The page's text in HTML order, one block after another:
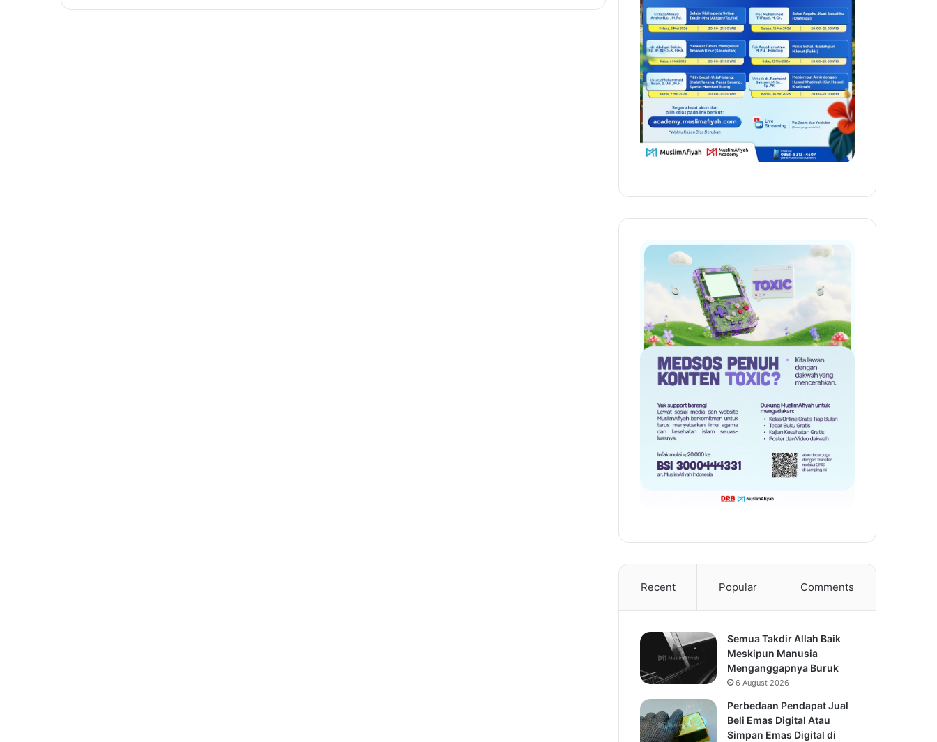
Recent Popular Comments
Semua Takdir Allah Baik
Meskipun Manusia
Menganggapnya Buruk
6 August 2026
Perbedaan Pendapat Jual
Beli Emas Digital Atau
Simpan Emas Digital di